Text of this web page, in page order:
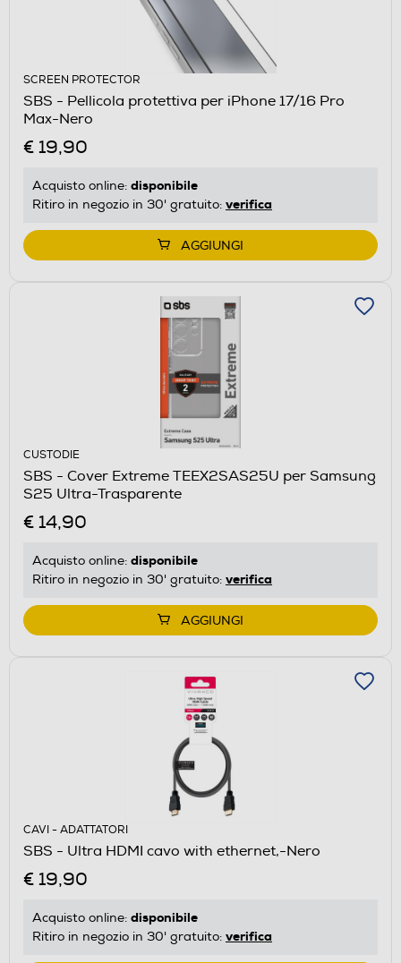
SCREEN PROTECTOR
SBS - Pellicola protettiva per iPhone 17/16 Pro
Max-Nero
€ 19,90
Acquisto online: disponibile
Ritiro in negozio in 30' gratuito: verifica
AGGIUNGI
CUSTODIE
SBS - Cover Extreme TEEX2SAS25U per Samsung
S25 Ultra-Trasparente
€ 14,90
Acquisto online: disponibile
Ritiro in negozio in 30' gratuito: verifica
AGGIUNGI
CAVI - ADATTATORI
SBS - Ultra HDMI cavo with ethernet,-Nero
€ 19,90
Acquisto online: disponibile
Ritiro in negozio in 30' gratuito: verifica